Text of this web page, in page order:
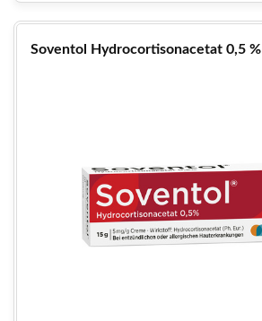
Soventol Hydrocortisonacetat 0,5 %